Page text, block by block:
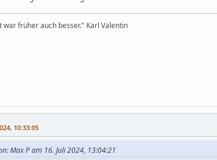
war früher auch besser." Karl Valentin
10:33:05
Max P am 16. Juli 2024, 13:04:21